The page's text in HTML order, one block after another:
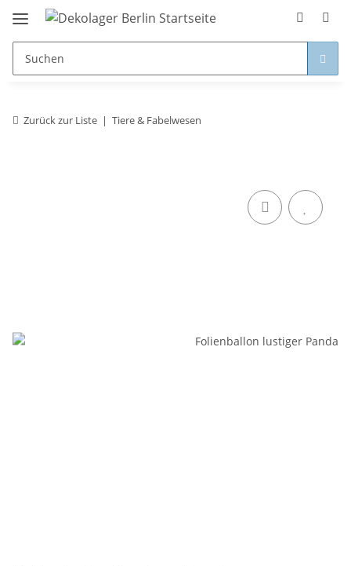
Zurück zur Liste Tiere & Fabelwesen